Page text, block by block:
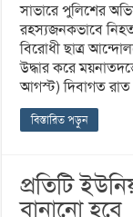
সাভারে পুলিশের
রহস্যজনকভাবে
বিরোধী ছাত্র
উদ্ধার করে
আগস্ট) দিবাগত
বিস্তারিত পড়ুন
প্রতিটি
বানানো হবে